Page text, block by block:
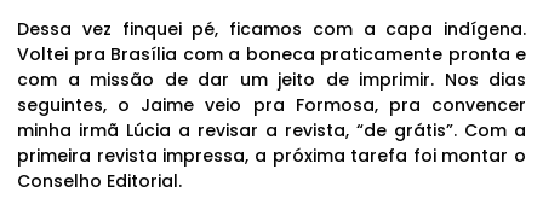
Dessa vez finquei pé, ficamos com a capa indígena.
Voltei pra Brasília com a boneca praticamente pronta e
com a missão de dar um jeito de imprimir. Nos dias
seguintes, o Jaime veio pra Formosa, pra convencer
minha irmã Lúcia a revisar a revista, “de grátis”. Com a
primeira revista impressa, a próxima tarefa foi montar o
Conselho Editorial.